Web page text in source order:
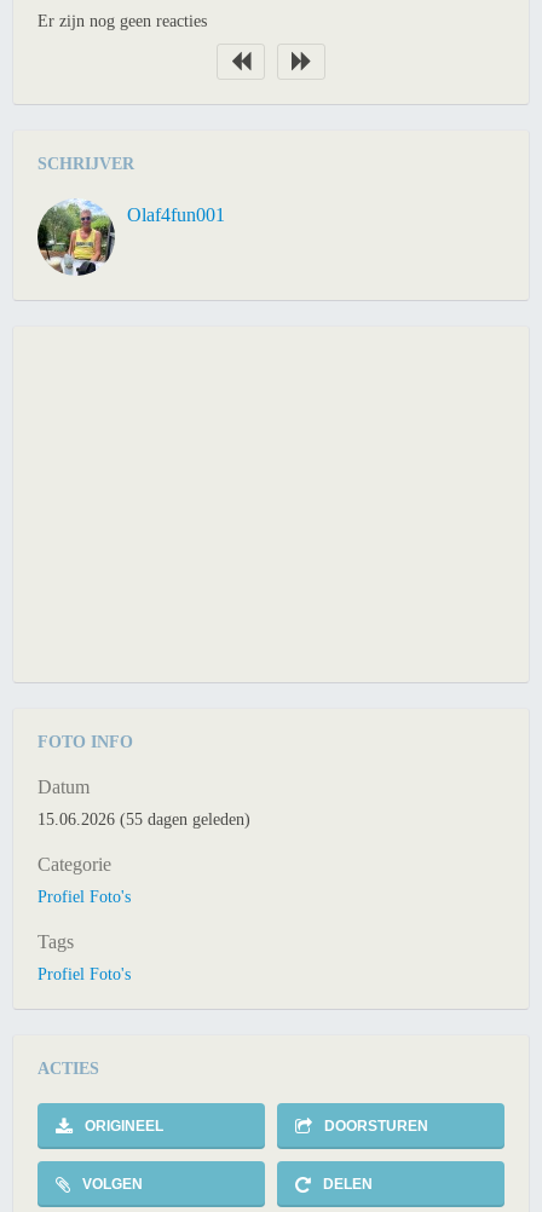
Er zijn nog geen reacties
SCHRIJVER
Olaf4fun001
FOTO INFO
Datum
15.06.2026 (55 dagen geleden)
Categorie
Profiel Foto's
Tags
Profiel Foto's
ACTIES
ORIGINEEL DOORSTUREN
VOLGEN DELEN